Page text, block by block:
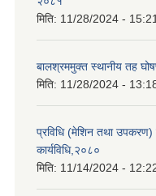
मिति: 11/28/2024 - 15:21
बालश्रममुक्त स्थानीय तह
मिति: 11/28/2024 -
प्रविधि (मेशिन तथा उपकरण)
कार्यविधि,२०८०
मिति: 11/14/2024 -